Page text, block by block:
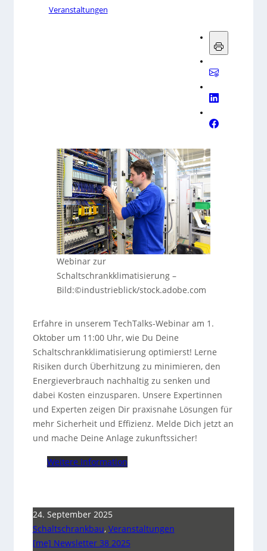
Veranstaltungen
Webinar zur
Schaltschrankklimatisierung–
Bild:©industrieblick/stock.adobe.com
Erfahre in unserem TechTalks-Webinar am 1.
Oktober um 11:00 Uhr, wie Du Deine
Schaltschrankklimatisierung optimierst! Lerne
Risiken durch Überhitzung zu minimieren, den
Energieverbrauch nachhaltig zu senken und
dabei Kosten einzusparen. Unsere Expertinnen
und Experten zeigen Dir praxisnahe Lösungen für
mehr Sicherheit und Effizienz. Melde Dich jetzt an
und mache Deine Anlage zukunftssicher!
Weitere Information
24. September 2025
Schaltschrankbau, Veranstaltungen
[me] Newsletter 38 2025